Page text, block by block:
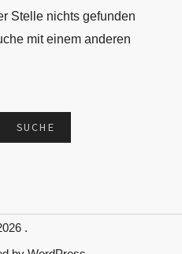
Stelle nichts gefunden
mit einem anderen
.